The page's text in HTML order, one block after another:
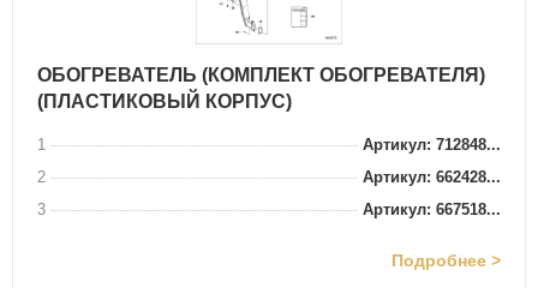
ОБОГРЕВАТЕЛЬ (КОМПЛЕКТ ОБОГРЕВАТЕЛЯ)
(ПЛАСТИКОВЫЙ КОРПУС)
1
Артикул: 712848...
2
Артикул: 662428...
3
Артикул: 667518...
Подробнее >